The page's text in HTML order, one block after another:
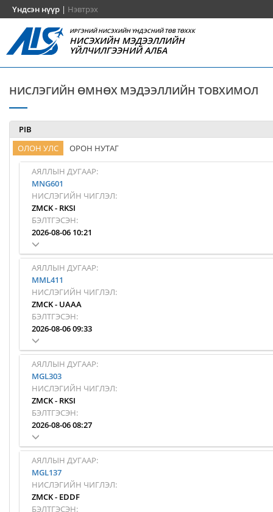
Үндсэн нүүр | Нэвтрэх
ИРГЭНИЙ НИСЭХИЙН ҮНДЭСНИЙ ТӨВ ТӨХХК
НИСЭХИЙН МЭДЭЭЛЛИЙН
ҮЙЛЧИЛГЭЭНИЙ АЛБА
НИСЛЭГИЙН ӨМНӨХ МЭДЭЭЛЛИЙН ТОВХИМОЛ
PIB
ОЛОН УЛС
ОРОН НУТАГ
АЯЛЛЫН ДУГААР:
MNG601
НИСЛЭГИЙН ЧИГЛЭЛ:
ZMCK- RKSI
БЭЛТГЭСЭН:
2026-08-06 10:21
АЯЛЛЫН ДУГААР:
MML411
НИСЛЭГИЙН ЧИГЛЭЛ:
ZMCK- UAAA
БЭЛТГЭСЭН:
2026-08-06 09:33
АЯЛЛЫН ДУГААР:
MGL303
НИСЛЭГИЙН ЧИГЛЭЛ:
ZMCK- RKSI
БЭЛТГЭСЭН:
2026-08-06 08:27
АЯЛЛЫН ДУГААР:
MGL137
НИСЛЭГИЙН ЧИГЛЭЛ:
ZMCK- EDDF
БЭЛТГЭСЭН: